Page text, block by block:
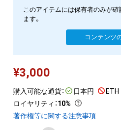
このアイテムには保有者のみが
ます。
コンテンツ
¥3,000
購入可能な通貨： 日本円
ETH
ロイヤリティ ：10%
著作権等に関する注意事項